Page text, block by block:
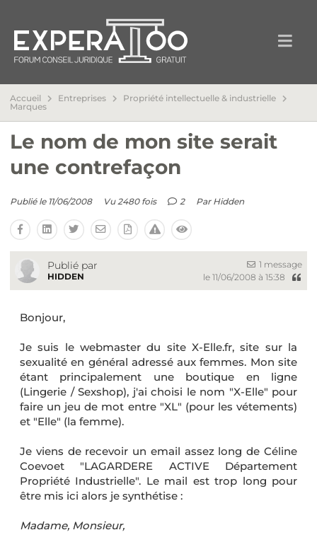
Accueil Entreprises
Propriété intellectuelle & industrielle
Marques
Le nom de mon site serait
une contrefaçon
Publié le 11/06/2008 Vu 2480 fois 2 Par Hidden
Publié par
HIDDEN
1 message
le 11/06/2008 à 15:38
Bonjour,
Je suis le webmaster du site X-Elle.fr, site sur la
sexualité en général adressé aux femmes. Mon site
étant principalement une boutique en ligne
(Lingerie / Sexshop), j'ai choisi le nom "X-Elle" pour
faire un jeu de mot entre "XL" (pour les vétements)
et "Elle" (la femme).
Je viens de recevoir un email assez long de Céline
Coevoet "LAGARDERE ACTIVE Département
Propriété Industrielle". Le mail est trop long pour
être mis ici alors je synthétise :
Madame, Monsieur,